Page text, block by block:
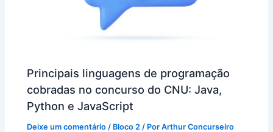
Principais linguagens de programação
cobradas no concurso do CNU: Java,
Python e JavaScript
Deixe um comentário / Bloco 2 / PorArthur Concurseiro